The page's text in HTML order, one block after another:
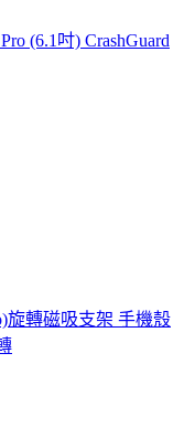
(6.1吋) CrashGuard
旋轉磁吸支架 手機殼